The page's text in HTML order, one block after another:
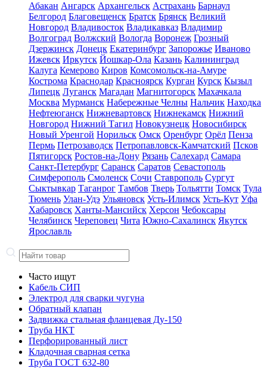
Абакан Ангарск Архангельск Астрахань Барнаул
Белгород Благовещенск Братск Брянск Великий
Новгород Владивосток Владикавказ Владимир
Волгоград Волжский Вологда Воронеж Грозный
Дзержинск Донецк Екатеринбург Запорожье Иваново
Ижевск Иркутск Йошкар-Ола Казань Калининград
Калуга Кемерово Киров Комсомольск-на-Амуре
Кострома Краснодар Красноярск Курган Курск Кызыл
Липецк Луганск Магадан Магнитогорск Махачкала
Москва Мурманск Набережные Челны Нальчик Находка
Нефтеюганск Нижневартовск Нижнекамск Нижний
Новгород Нижний Тагил Новокузнецк Новосибирск
Новый Уренгой Норильск Омск Оренбург Орёл Пенза
Пермь Петрозаводск Петропавловск-Камчатский Псков
Пятигорск Ростов-на-Дону Рязань Салехард Самара
Санкт-Петербург Саранск Саратов Севастополь
Симферополь Смоленск Сочи Ставрополь Сургут
Сыктывкар Таганрог Тамбов Тверь Тольятти Томск Тула
Тюмень Улан-Удэ Ульяновск Усть-Илимск Усть-Кут Уфа
Хабаровск Ханты-Мансийск Херсон Чебоксары
Челябинск Череповец Чита Южно-Сахалинск Якутск
Ярославль
Часто ищут
Кабель СИП
Электрод для сварки чугуна
Обратный клапан
Задвижка стальная фланцевая Ду-150
Труба НКТ
Перфорированный лист
Кладочная сварная сетка
Труба ГОСТ 632-80